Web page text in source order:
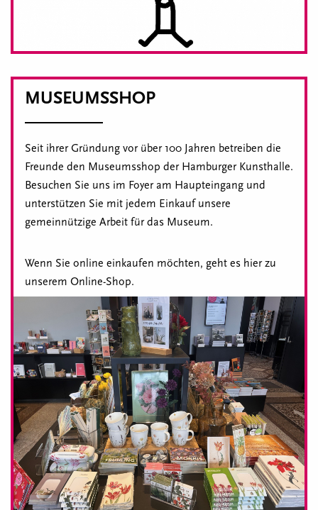
MUSEUMSSHOP
Seit ihrer Gründung vor über 100 Jahren betreiben die
Freunde den Museumsshop der Hamburger Kunsthalle.
Besuchen Sie uns im Foyer am Haupteingang und
unterstützen Sie mit jedem Einkauf unsere
gemeinnützige Arbeit für das Museum.
Wenn Sie online einkaufen möchten, geht es hier zu
unserem Online-Shop.